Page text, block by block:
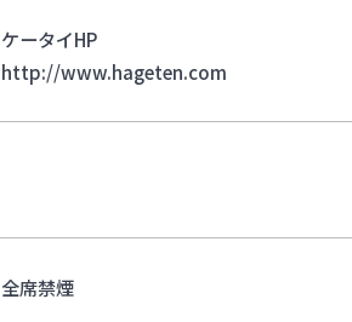
ケータイHP
http://www.hageten.com
全席禁煙